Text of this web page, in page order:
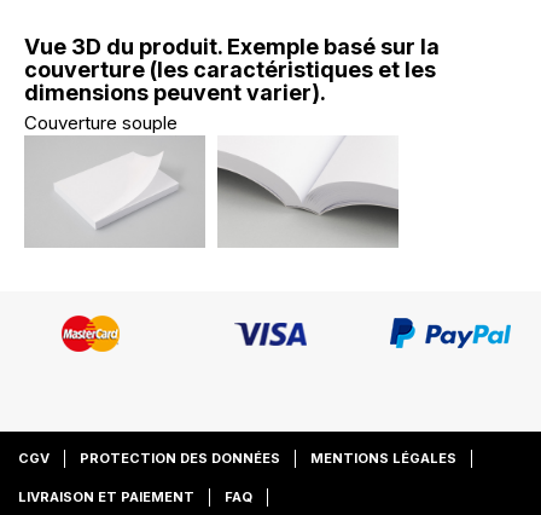
Vue 3D du produit. Exemple basé sur la
couverture (les caractéristiques et les
dimensions peuvent varier).
Couverture souple
CGV PROTECTION DES DONNÉES MENTIONS LÉGALES
LIVRAISON ET PAIEMENT FAQ